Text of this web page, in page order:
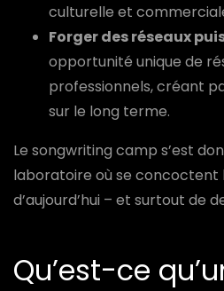
culturelle et
Forger des réseaux
opportunité unique de
professionnels, créant
sur le long terme.
Le songwriting camp s’est
laboratoire où se concoctent
d’aujourd’hui – et surtout de
Qu’est-ce